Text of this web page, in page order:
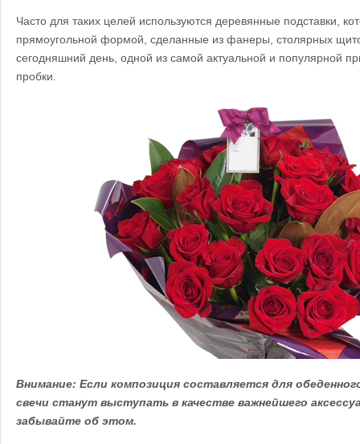
Часто для таких целей используются деревянные подставки,
прямоугольной формой, сделанные из фанеры, столярных
сегодняшний день, одной из самой актуальной и популярной
пробки.
Внимание: Если композиция составляется для
свечи станут выступать в качестве важнейшего
забывайте об этом.